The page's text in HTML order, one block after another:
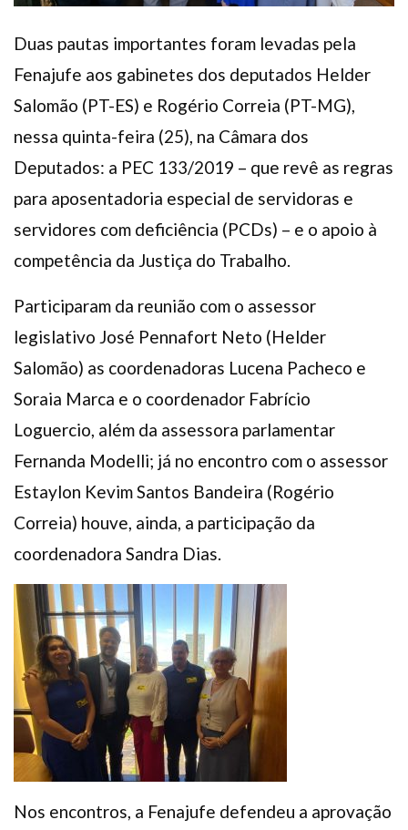
Duas pautas importantes foram levadas pela
Fenajufe aos gabinetes dos deputados Helder
Salomão (PT-ES) e Rogério Correia (PT-MG),
nessa quinta-feira (25), na Câmara dos
Deputados: a PEC 133/2019 – que revê as regras
para aposentadoria especial de servidoras e
servidores com deficiência (PCDs) – e o apoio à
competência da Justiça do Trabalho.
Participaram da reunião com o assessor
legislativo José Pennafort Neto (Helder
Salomão) as coordenadoras Lucena Pacheco e
Soraia Marca e o coordenador Fabrício
Loguercio, além da assessora parlamentar
Fernanda Modelli; já no encontro com o assessor
Estaylon Kevim Santos Bandeira (Rogério
Correia) houve, ainda, a participação da
coordenadora Sandra Dias.
Nos encontros, a Fenajufe defendeu a aprovação